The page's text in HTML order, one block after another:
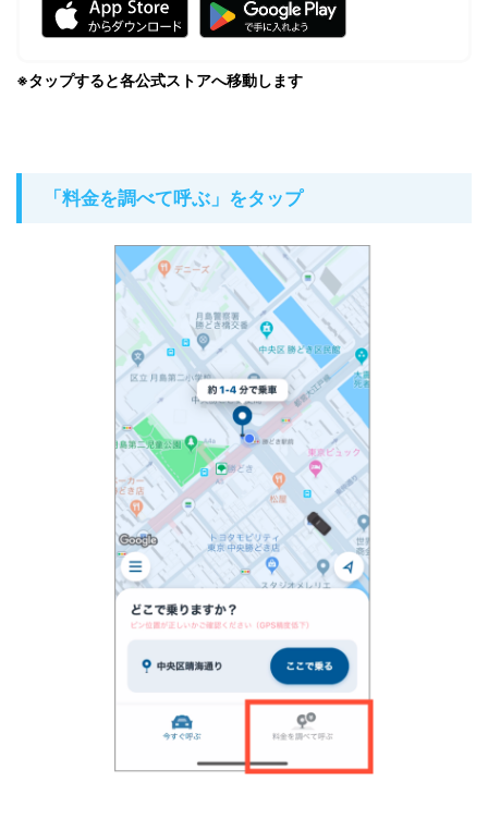
※タップすると各公式ストアへ移動します
「料金を調べて呼ぶ」をタップ